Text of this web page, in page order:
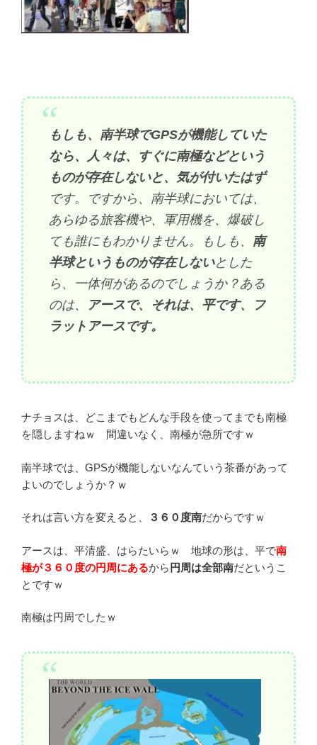
もしも、南半球でGPSが機能していた
なら、人々は、すぐに南極などという
ものが存在しないと、気が付いたはず
です。ですから、南半球においては、
あらゆる旅客機や、軍用機を、爆破し
ても誰にもわかりません。もしも、 南
半球というものが存在しないとした
ら、一体何があるのでしょうか？ある
のは、
アースで、それは、平です、フ
ラットアースです。
ナチョスは、どこまでもどんな手段を使ってまでも南極
を隠しますねｗ 間違いなく、南極が急所ですｗ
南半球では、GPSが機能しないなんていう茶番があって
よいのでしょうか？ｗ
それは言い方を変えると、 ３６０度南だからですｗ
アースは、平清盛、はらたいらｗ 地球の形は、平で南
極が３６０度の円周にあるから 円周は全部南だというこ
とですｗ
南極は円周でしたｗ